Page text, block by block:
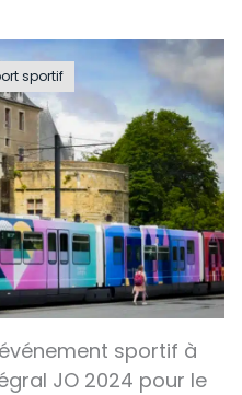
sportif
sportif à
JO 2024 pour le